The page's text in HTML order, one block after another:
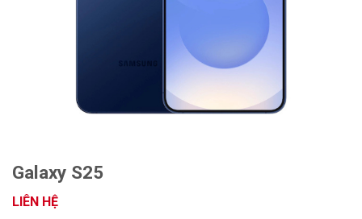
Galaxy S25
LIÊN HỆ